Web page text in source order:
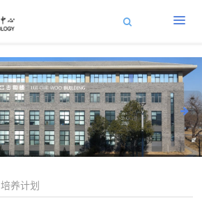
培养计划